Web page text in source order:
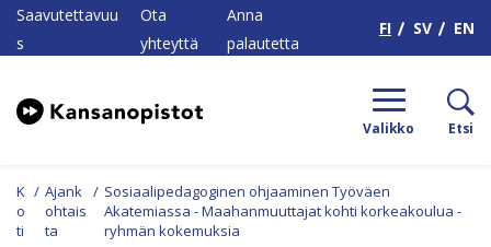
Saavutettavuu
s
Ota
yhteyttä
Anna
palautetta
FI SV EN
Valikko Etsi
K
o
ti
/ Ajank
ohtais
ta
/ Sosiaalipedagoginen ohjaaminen Työväen
Akatemiassa - Maahanmuuttajat kohti korkeakoulua -
ryhmän kokemuksia